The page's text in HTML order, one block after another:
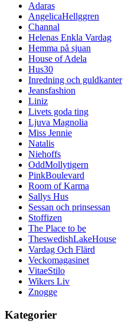
Adaras
AngelicaHellggren
Channal
Helenas Enkla Vardag
Hemma på sjuan
House of Adela
Hus30
Inredning och guldkanter
Jeansfashion
Liniz
Livets goda ting
Ljuva Magnolia
Miss Jennie
Natalis
Niehoffs
OddMollytigern
PinkBoulevard
Room of Karma
Sallys Hus
Sessan och prinsessan
Stoffizen
The Place to be
TheswedishLakeHouse
Vardag Och Flärd
Veckomagasinet
VitaeStilo
Wikers Liv
Znogge
Kategorier